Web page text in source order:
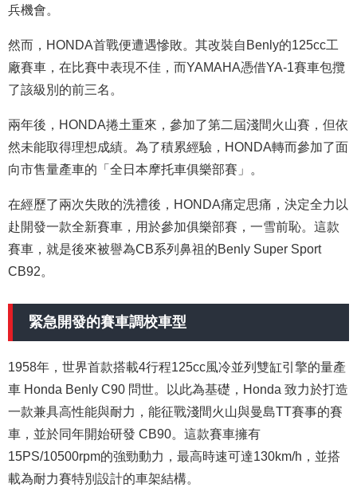
兵機會。
然而，HONDA首戰便遭遇慘敗。其改裝自Benly的125cc工
廠賽車，在比賽中表現不佳，而YAMAHA憑借YA-1賽車包攬
了該級別的前三名。
兩年後，HONDA捲土重來，參加了第二屆淺間火山賽，但依
然未能取得理想成績。為了積累經驗，HONDA轉而參加了面
向市售量產車的「全日本摩托車俱樂部賽」。
在經歷了兩次失敗的洗禮後，HONDA痛定思痛，決定全力以
赴開發一款全新賽車，用於參加俱樂部賽，一雪前恥。這款
賽車，就是後來被譽為CB系列鼻祖的Benly Super Sport
CB92。
緊急開發的賽車調校車型
1958年，世界首款搭載4行程125cc風冷並列雙缸引擎的量產
車 Honda Benly C90 問世。以此為基礎，Honda 致力於打造
一款兼具高性能與耐力，能征戰淺間火山與曼島TT賽事的賽
車，並於同年開始研發 CB90。這款賽車擁有
15PS/10500rpm的強勁動力，最高時速可達130km/h，並搭
載為耐力賽特別設計的車架結構。